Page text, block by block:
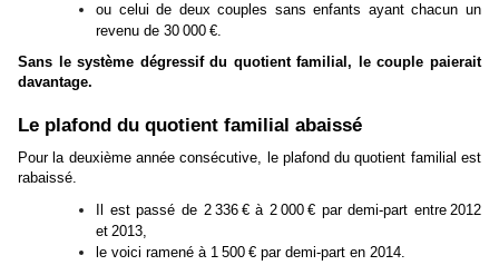
ou celui de deux couples sans enfants ayant chacun un
revenu de 30 000 €.
Sans le système dégressif du quotient familial, le couple paierait
davantage.
Le plafond du quotient familial abaissé
Pour la deuxième année consécutive, le plafond du quotient familial est
rabaissé.
Il est passé de 2 336 € à 2 000 € par demi-part entre 2012
et 2013,
le voici ramené à 1 500 € par demi-part en 2014.